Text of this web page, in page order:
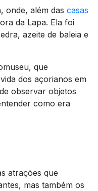
onde, além das casas
da Lapa. Ela foi
azeite de baleia e
que
dos açorianos em
observar objetos
como era
atrações que
mas também os